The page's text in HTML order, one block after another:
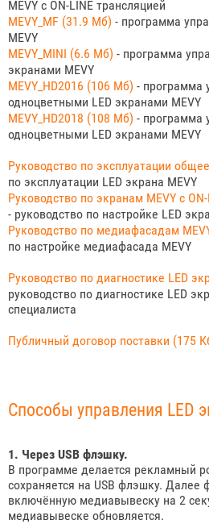
MEVY c ON-LINE трансляцией
MEVY_MF (31.9 Мб) - программа
MEVY
MEVY_MINI (6.6 Мб) - программа
экранами MEVY
MEVY_HD2016 (106 Мб) - программа
одноцветными LED экранами MEVY
MEVY_HD2018 (108 Мб) - программа
одноцветными LED экранами MEVY
Руководство по эксплуатации
по эксплуатации LED экрана MEVY
Руководство по экранам MEVY с
- руководство по настройке LED
Руководство по медиафасадам
по настройке медиафасада MEVY
Руководство по диагностике LED
руководство по диагностике LED
специалиста
Публичный договор поставки (175
Способы управления LED
1. Через USB флэшку.
В программе делается рекламный
сохраняется на USB флэшку. Далее
включённую медиавывеску на 2
медиавывеске обновляется.